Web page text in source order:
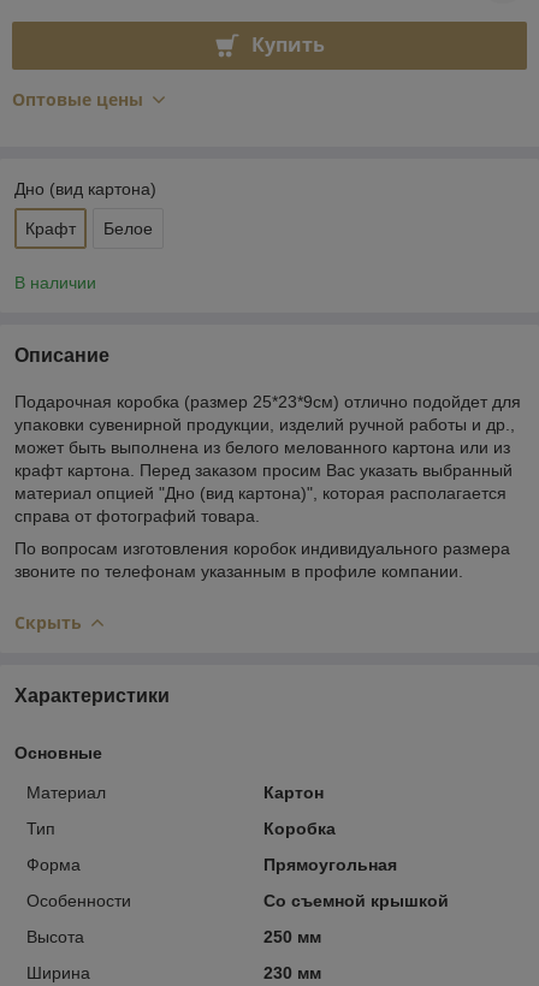
Купить
Оптовые цены
Дно (вид картона)
Крафт Белое
В наличии
Описание
Подарочная коробка (размер 25*23*9см) отлично подойдет для
упаковки сувенирной продукции, изделий ручной работы и др.,
может быть выполнена из белого мелованного картона или из
крафт картона. Перед заказом просим Вас указать выбранный
материал опцией "Дно (вид картона)", которая располагается
справа от фотографий товара.
По вопросам изготовления коробок индивидуального размера
звоните по телефонам указанным в профиле компании.
Скрыть
Характеристики
Основные
Материал
Картон
Тип
Коробка
Форма
Прямоугольная
Особенности
Со съемной крышкой
Высота
250 мм
Ширина
230 мм